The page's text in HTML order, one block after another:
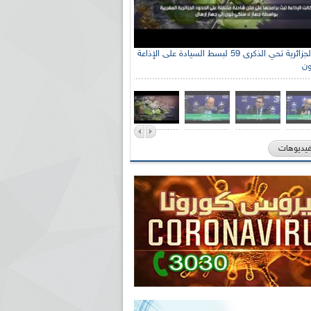
الإذاعة الجزائرية تحي الذكرى 59 لبسط السيادة على الإذاعة